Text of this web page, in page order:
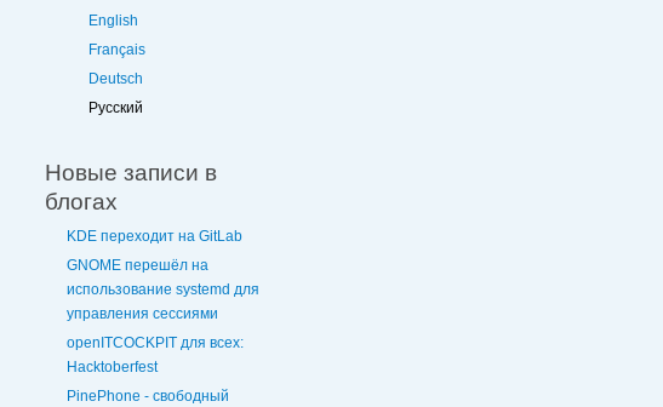
English
Français
Deutsch
Русский
Новые записи в
блогах
KDE переходит на GitLab
GNOME перешёл на
использование systemd для
управления сессиями
openITCOCKPIT для всех:
Hacktoberfest
PinePhone - свободный